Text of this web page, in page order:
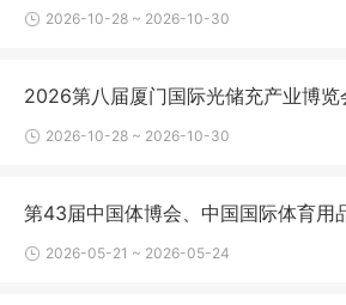
2026-10-28 ~ 2026-10-30
2026第八届厦门国际光储充产业博览
2026-10-28 ~ 2026-10-30
第43届中国体博会、中国国际体育用
2026-05-21 ~ 2026-05-24